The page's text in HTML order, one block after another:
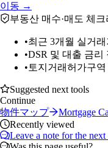
이동 →
부동산 매수·매도 체크
•최근 3개월 실거
•DSR 및 대출 금리
• 토지거래허가구
Suggested next tools
Continue
物件マップ
Mortgage
Recently viewed
Leave a note for the next